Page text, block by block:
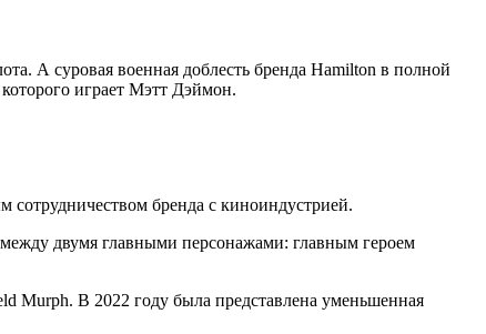
А суровая военная доблесть бренда Hamilton в полной
играет Мэтт Дэймон.
сотрудничеством бренда с киноиндустрией.
двумя главными персонажами: главным героем
Murph. В 2022 году была представлена уменьшенная